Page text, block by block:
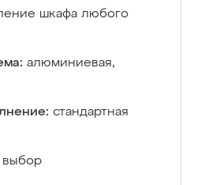
шкафа любого
алюминиевая,
стандартная
выбор